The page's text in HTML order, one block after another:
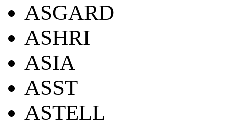
ASGARD
ASHRI
ASIA
ASST
ASTELL